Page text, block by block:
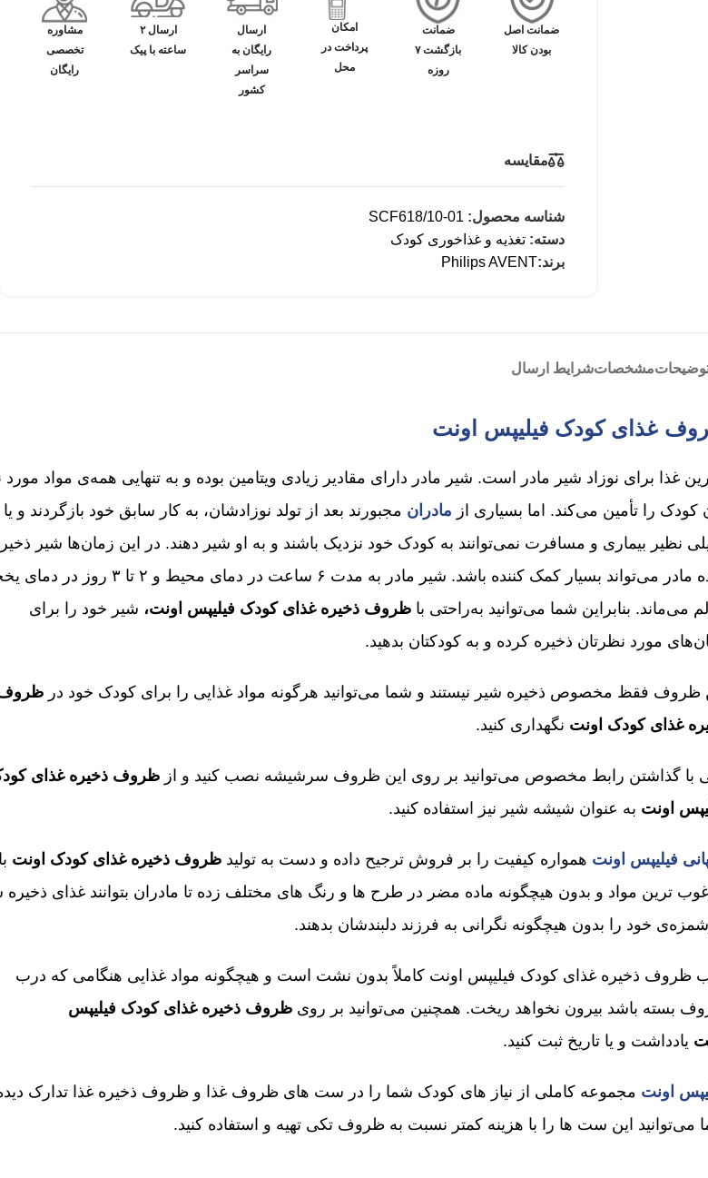
ضمانت اصل
بودن کالا
ضمانت
بازگشت ۷
روزه
امکان
پرداخت در
محل
ارسال
رایگان به
سراسر
کشور
ارسال ۲
ساعته با پیک
مشاوره
تخصصی
رایگان
مقایسه
شناسه محصول: SCF618/10-01
دسته: تغذیه و غذاخوری کودک
برند:Philips AVENT
مشخصاتشرایط ارسال
غذای کودک فیلیپس اونت
غذا برای نوزاد شیر مادر است. شیر مادر دارای مقادیر زیادی ویتامین بوده و به تنهایی همه‌ی مواد مورد
کودک را تأمین می‌کند. اما بسیاری از مادران مجبورند بعد از تولد نوزادشان، به کار سابق خود بازگردند و یا
نظیر بیماری و مسافرت نمی‌توانند به کودک خود نزدیک باشند و به او شیر دهند. در این زمان‌ها شیر
شده مادر می‌تواند بسیار کمک کننده باشد. شیر مادر به مدت ۶ ساعت در دمای محیط و ۲ تا
می‌ماند. بنابراین شما می‌توانید به‌راحتی با ظروف ذخیره غذای کودک فیلیپس اونت، شیر خود را برای
مورد نظرتان ذخیره کرده و به کودکتان بدهید.
ظروف فقظ مخصوص ذخیره شیر نیستند و شما می‌توانید هرگونه مواد غذایی را برای کودک خود در
غذای کودک اونت نگهداری کنید.
با گذاشتن رابط مخصوص می‌توانید بر روی این ظروف سرشیشه نصب کنید و از ظروف ذخیره غذای
اونت به عنوان شیشه شیر نیز استفاده کنید.
فیلیپس اونت همواره کیفیت را بر فروش ترجیح داده و دست به تولید ظروف ذخیره غذای کودک اونت
ترین مواد و بدون هیچگونه ماده مضر در طرح ها و رنگ های مختلف زده تا مادران بتوانند غذای
خود را بدون هیچگونه نگرانی به فرزند دلبندشان بدهند.
ظروف ذخیره غذای کودک فیلیپس اونت کاملاً بدون نشت است و هیچگونه مواد غذایی هنگامی که درب
بسته باشد بیرون نخواهد ریخت. همچنین می‌توانید بر روی ظروف ذخیره غذای کودک فیلیپس
یادداشت و یا تاریخ ثبت کنید.
اونت مجموعه کاملی از نیاز های کودک شما را در ست های ظروف غذا و ظروف ذخیره غذا تدارک
می‌توانید این ست ها را با هزینه کمتر نسبت به ظروف تکی تهیه و استفاده کنید.